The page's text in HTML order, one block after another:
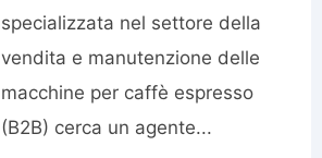
specializzata nel settore della
vendita e manutenzione delle
macchine per caffè espresso
(B2B) cerca un agente...